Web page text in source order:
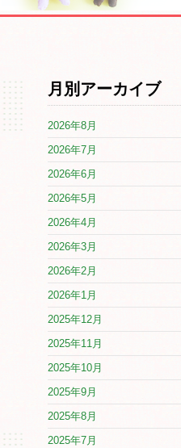
月別アーカイブ
2026年8月
2026年7月
2026年6月
2026年5月
2026年4月
2026年3月
2026年2月
2026年1月
2025年12月
2025年11月
2025年10月
2025年9月
2025年8月
2025年7月